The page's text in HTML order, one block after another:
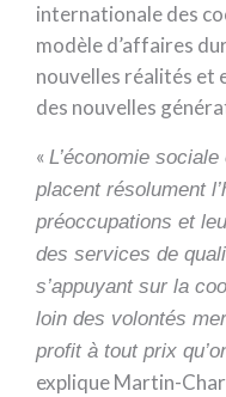
internationale des
modèle d’affaires
nouvelles réalités et
des nouvelles
« L’économie
placent résolument
préoccupations et
des services de
s’appuyant sur la
loin des volontés
profit à tout prix
explique Martin-